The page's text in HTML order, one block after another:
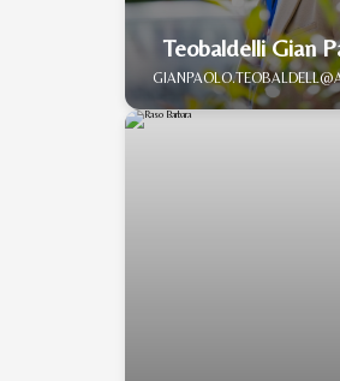
Teobaldelli Gian